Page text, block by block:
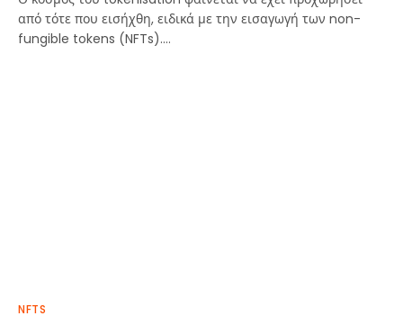
από τότε που εισήχθη, ειδικά με την εισαγωγή των non-
fungible tokens (NFTs).…
NFTS